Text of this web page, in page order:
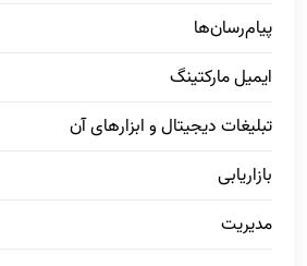
پیام‌رسان‌ها
ایمیل مارکتینگ
تبلیغات دیجیتال و ابزارهای آن
بازاریابی
مدیریت